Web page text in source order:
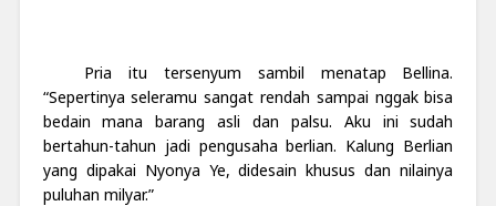
Pria itu tersenyum sambil menatap Bellina.
“Sepertinya seleramu sangat rendah sampai nggak bisa
bedain mana barang asli dan palsu. Aku ini sudah
bertahun-tahun jadi pengusaha berlian. Kalung Berlian
yang dipakai Nyonya Ye, didesain khusus dan nilainya
puluhan milyar.”